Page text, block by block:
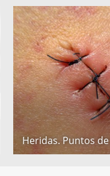
Heridas. Puntos